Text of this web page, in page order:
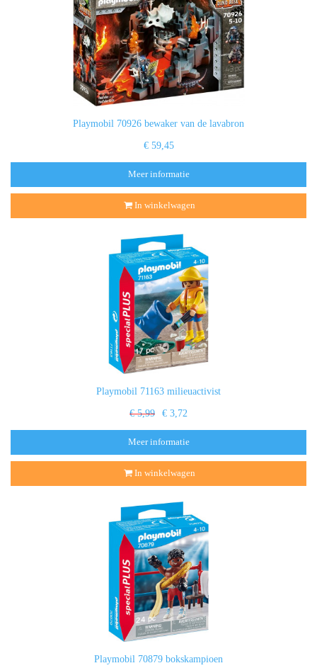
Playmobil 70926 bewaker van de lavabron
€ 59,45
Meer informatie
In winkelwagen
Playmobil 71163 milieuactivist
€ 5,99 € 3,72
Meer informatie
In winkelwagen
Playmobil 70879 bokskampioen